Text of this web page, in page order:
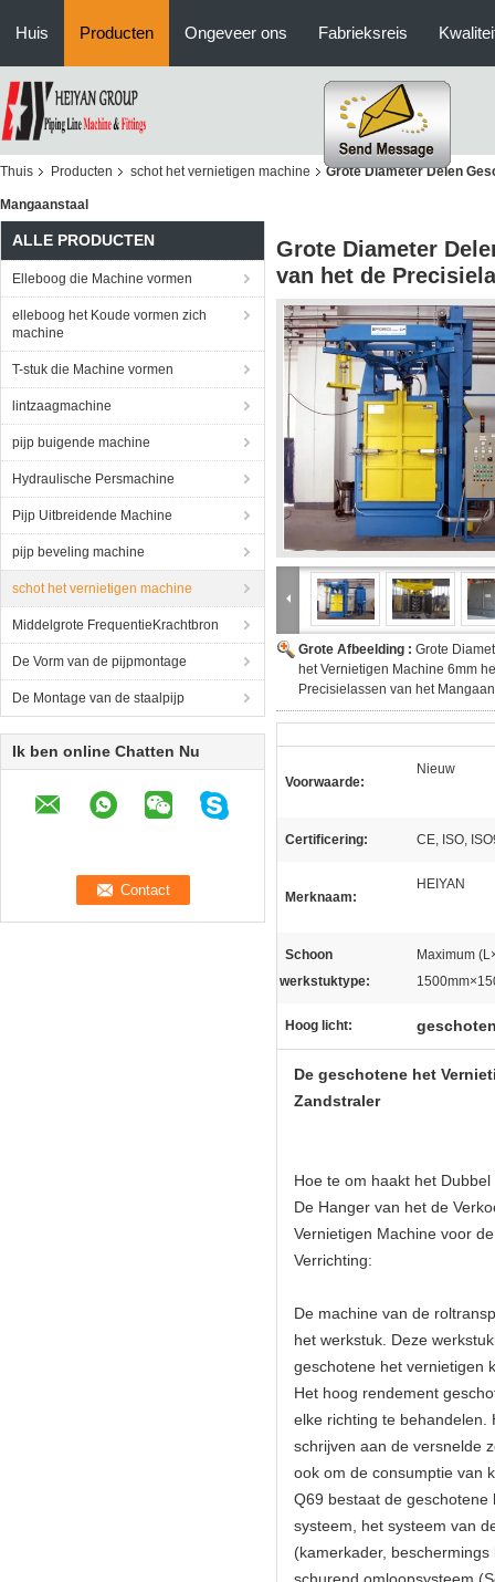
Huis Producten Ongeveer ons Fabrieksreis
Thuis Producten schot het vernietigen machine Grote Diameter Delen
Mangaanstaal
ALLE PRODUCTEN
Elleboog die Machine vormen
elleboog het Koude vormen zich
machine
T-stuk die Machine vormen
lintzaagmachine
pijp buigende machine
Hydraulische Persmachine
Pijp Uitbreidende Machine
pijp beveling machine
schot het vernietigen machine
Middelgrote FrequentieKrachtbron
De Vorm van de pijpmontage
De Montage van de staalpijp
Ik ben online Chatten Nu
Grote Diameter
van het de
Grote Afbeelding : Grote
het Vernietigen Machine 6mm
Precisielassen van het
Voorwaarde:
Nieuw
Certificering: CE, ISO,
Merknaam:
HEIYAN
Schoon
werkstuktype:
Maximum
Hoog licht:
De geschotene het
Zandstraler
Hoe te om haakt het
De Hanger van het de
Vernietigen Machine voor
Verrichting:
De machine van de
het werkstuk. Deze
geschotene het vernietigen
Het hoog rendement
elke richting te behandelen.
schrijven aan de versnelde
ook om de consumptie van
Q69 bestaat de
systeem, het systeem van
(kamerkader,